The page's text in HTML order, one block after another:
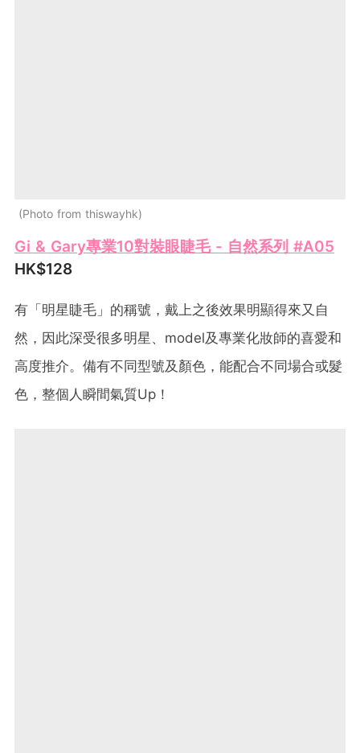
Photo from thiswayhk
Gi & Gary專業10對裝眼睫毛 - 自然系列 #A05
HK$128
有「明星睫毛」的稱號，戴上之後效果明顯得來又自
然，因此深受很多明星、model及專業化妝師的喜愛和
高度推介。備有不同型號及顏色，能配合不同場合或髮
色，整個人瞬間氣質Up！